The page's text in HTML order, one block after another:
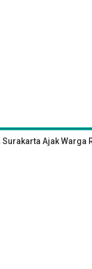
Surakarta Ajak